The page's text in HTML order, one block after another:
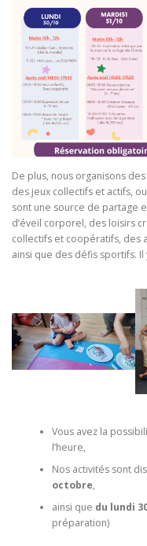
De plus, nous organisons
des jeux collectifs et actifs,
sont une source de partage
d’éveil corporel, des loisirs
collectifs et coopératifs, des
ainsi que des défis sportifs.
Vous avez la
l’heure,
Nos activités sont
octobre,
ainsi que du lundi
préparation)